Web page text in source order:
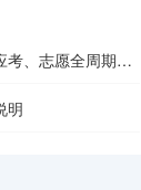
考、志愿全周期指
明